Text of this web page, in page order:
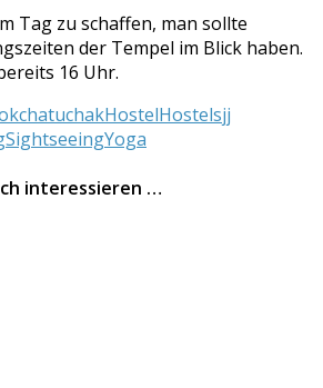
Tag zu schaffen, man sollte
der Tempel im Blick haben.
16 Uhr.
chatuchakHostelHostelsjj
SightseeingYoga
interessieren …